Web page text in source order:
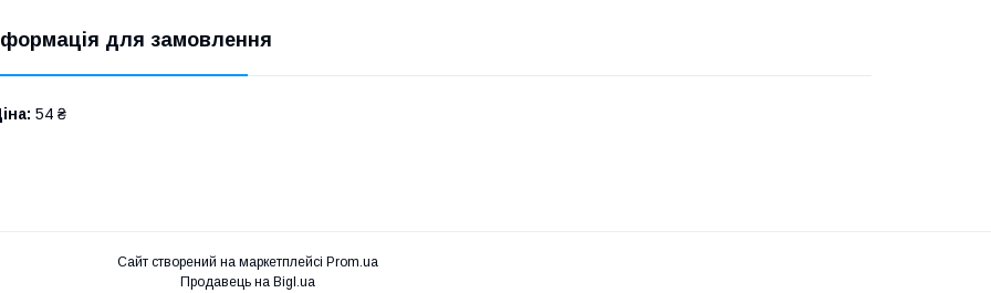
для замовлення
54 ₴
Сайт створений на маркетплейсі Prom.ua
Продавець на Bigl.ua